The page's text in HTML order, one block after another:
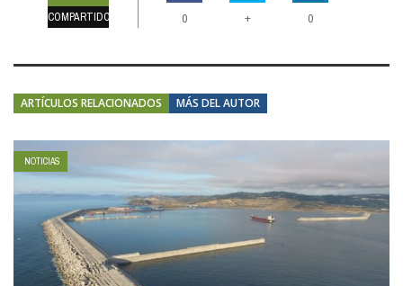
COMPARTIDOS 0 + 0
ARTÍCULOS RELACIONADOS MÁS DEL AUTOR
NOTICIAS